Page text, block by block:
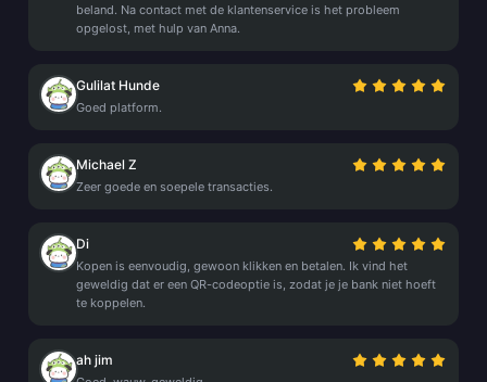
beland. Na contact met de klantenservice is het probleem
opgelost, met hulp van Anna.
Gulilat Hunde
Goed platform.
Michael Z
Zeer goede en soepele transacties.
Di
Kopen is eenvoudig, gewoon klikken en betalen. Ik vind het
geweldig dat er een QR-codeoptie is, zodat je je bank niet hoeft
te koppelen.
ah jim